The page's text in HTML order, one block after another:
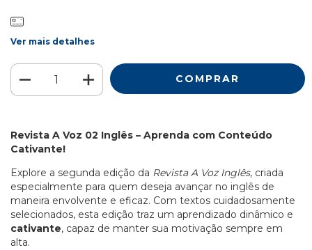
Ver mais detalhes
Revista A Voz 02 Inglês – Aprenda com Conteúdo
Cativante!
Explore a segunda edição da Revista A Voz Inglês, criada
especialmente para quem deseja avançar no inglês de
maneira envolvente e eficaz. Com textos cuidadosamente
selecionados, esta edição traz um aprendizado dinâmico e
cativante, capaz de manter sua motivação sempre em
alta.